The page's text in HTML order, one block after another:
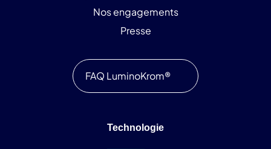
Nos engagements
Presse
FAQ LuminoKrom®
Technologie